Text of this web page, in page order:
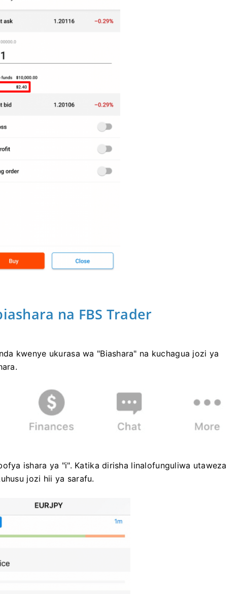
na FBS Trader
kwenye ukurasa wa "Biashara" na kuchagua jozi ya
ishara ya "i". Katika dirisha linalofunguliwa utaweza
jozi hii ya sarafu.